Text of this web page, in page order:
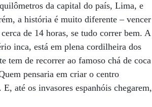
da capital do país, Lima, e
a história é muito diferente – vencer
de 14 horas, se tudo correr bem. A
inca, está em plena cordilheira dos
tem de recorrer ao famoso chá de coca
pensaria em criar o centro
E, até os invasores espanhóis chegarem,